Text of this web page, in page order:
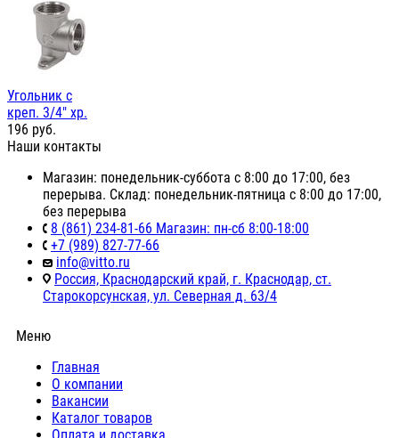
Угольник c
креп. 3/4" хр.
196 руб.
Наши контакты
Магазин: понедельник-суббота с 8:00 до 17:00, без
перерыва. Склад: понедельник-пятница с 8:00 до 17:00,
без перерыва
8 (861) 234-81-66 Магазин: пн-сб 8:00-18:00
+7 (989) 827-77-66
info@vitto.ru
Россия, Краснодарский край, г. Краснодар, ст.
Старокорсунская, ул. Северная д. 63/4
Меню
Главная
О компании
Вакансии
Каталог товаров